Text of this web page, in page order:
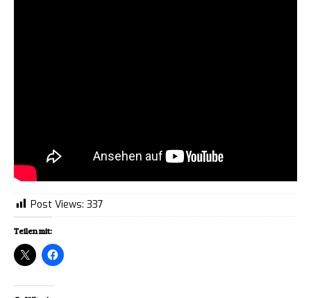
Post Views: 337
Teilen mit: